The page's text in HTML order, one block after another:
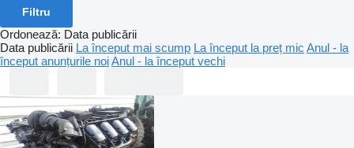
Filtru
Ordonează: Data publicării
Data publicării La început mai scump La început la preț mic Anul - la
început anunțurile noiAnul - la început vechi